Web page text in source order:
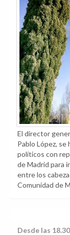
El director
Pablo López,
políticos con
de Madrid para
entre los
Comunidad de
Desde las